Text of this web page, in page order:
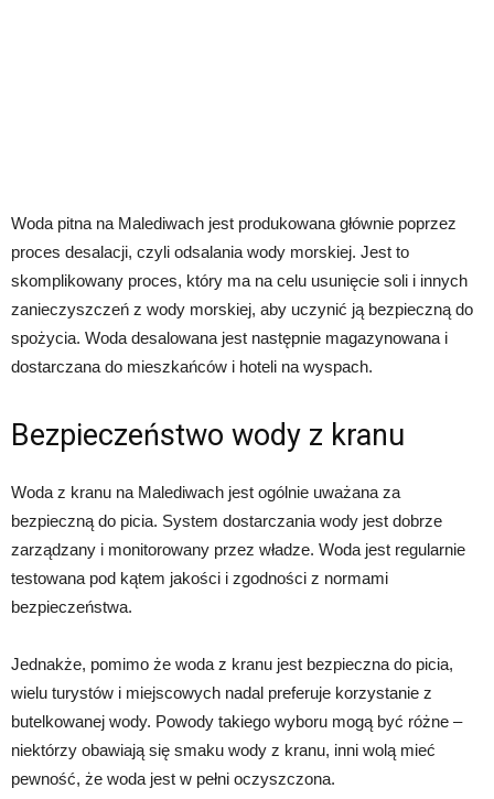
Woda pitna na Malediwach jest produkowana głównie poprzez
proces desalacji, czyli odsalania wody morskiej. Jest to
skomplikowany proces, który ma na celu usunięcie soli i innych
zanieczyszczeń z wody morskiej, aby uczynić ją bezpieczną do
spożycia. Woda desalowana jest następnie magazynowana i
dostarczana do mieszkańców i hoteli na wyspach.
Bezpieczeństwo wody z kranu
Woda z kranu na Malediwach jest ogólnie uważana za
bezpieczną do picia. System dostarczania wody jest dobrze
zarządzany i monitorowany przez władze. Woda jest regularnie
testowana pod kątem jakości i zgodności z normami
bezpieczeństwa.
Jednakże, pomimo że woda z kranu jest bezpieczna do picia,
wielu turystów i miejscowych nadal preferuje korzystanie z
butelkowanej wody. Powody takiego wyboru mogą być różne –
niektórzy obawiają się smaku wody z kranu, inni wolą mieć
pewność, że woda jest w pełni oczyszczona.